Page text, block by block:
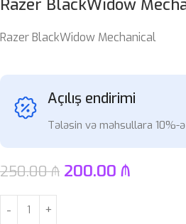
Razer BlackWidow
Razer BlackWidow Mechanical
Açılış endirimi
Tələsin və məhsullara 10%-
250.00₼ 200.00 ₼